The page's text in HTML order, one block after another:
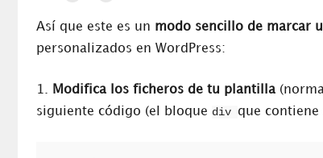
Así que este es un modo sencillo de marcar
personalizados en WordPress:
1. Modifica los ficheros de tu plantilla
siguiente código (el bloque div que contiene